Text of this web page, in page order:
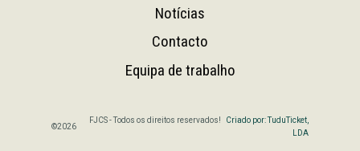
Notícias
Contacto
Equipa de trabalho
©2026
FJCS - Todos os direitos reservados! Criado por: TuduTicket,
LDA